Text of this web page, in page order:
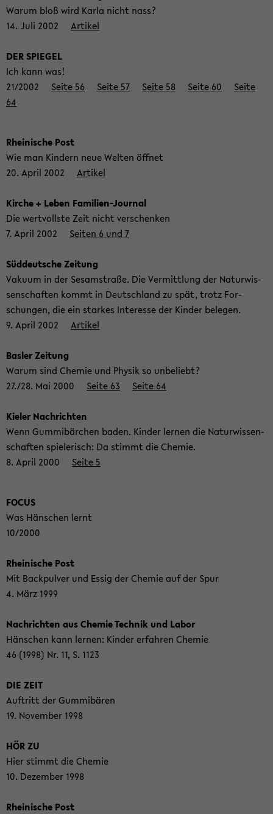
Warum bloß wird Karla nicht nass?
14. Juli 2002 Ar­ti­kel
DER SPIE­GEL
Ich kann was!
21/2002 Seite 56 Seite 57 Seite 58 Seite 60
Seite
64
Rhei­ni­sche Post
Wie man Kin­dern neue Wel­ten öff­net
20. April 2002 Ar­ti­kel
Kir­che + Leben Familien-​Journal
Die wert­volls­te Zeit nicht ver­schen­ken
7. April 2002 Sei­ten 6 und 7
Süd­deut­sche Zei­tung
Va­ku­um in der Se­sam­stra­ße. Die Ver­mitt­lung der Na­tur­wis­
sen­schaf­ten kommt in Deutsch­land zu spät, trotz For­
schun­gen, die ein star­kes In­ter­es­se der Kin­der be­le­gen.
9. April 2002 Ar­ti­kel
Bas­ler Zei­tung
Warum sind Che­mie und Phy­sik so un­be­liebt?
27./28. Mai 2000 Seite 63 Seite 64
Kie­ler Nach­rich­ten
Wenn Gum­mi­bär­chen baden. Kin­der ler­nen die Na­tur­wis­sen­
schaf­ten spie­le­risch: Da stimmt die Che­mie.
8. April 2000 Seite 5
FOCUS
Was Häns­chen lernt
10/2000
Rhei­ni­sche Post
Mit Back­pul­ver und Essig der Che­mie auf der Spur
4. März 1999
Nach­rich­ten aus Che­mie Tech­nik und Labor
Häns­chen kann ler­nen: Kin­der er­fah­ren Che­mie
46 (1998) Nr. 11, S. 1123
DIE ZEIT
Auf­tritt der Gum­mi­bä­ren
19. No­vem­ber 1998
HÖR ZU
Hier stimmt die Che­mie
10. De­zem­ber 1998
Rhei­ni­sche Post